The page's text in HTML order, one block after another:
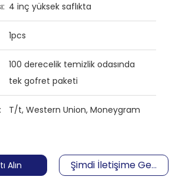
4 inç yüksek saflıkta
1pcs
100 derecelik temizlik odasında
tek gofret paketi
T/t, Western Union, Moneygram
Alın Şimdi İletişime Geçin